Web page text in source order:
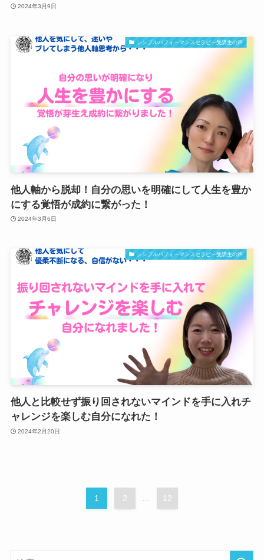
2024年3月9日
シンプルパフォーマンスセラピー受講生の声
他人軸から脱却！自分の思いを明確にして人生を豊か
にする覚悟が成約に繋がった！
2024年3月6日
シンプルパフォーマンスセラピー受講生の声
他人と比較せず振り回されないマインドを手に入れチ
ャレンジを楽しむ自分になれた！
2024年2月20日
1 2 ... 12